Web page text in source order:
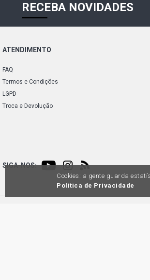
RECEBA NOVIDADES
ATENDIMENTO
FAQ
Termos e Condições
LGPD
Troca e Devolução
SIGA-NOS:
Cookies: a gente guarda
Política de Privacidade